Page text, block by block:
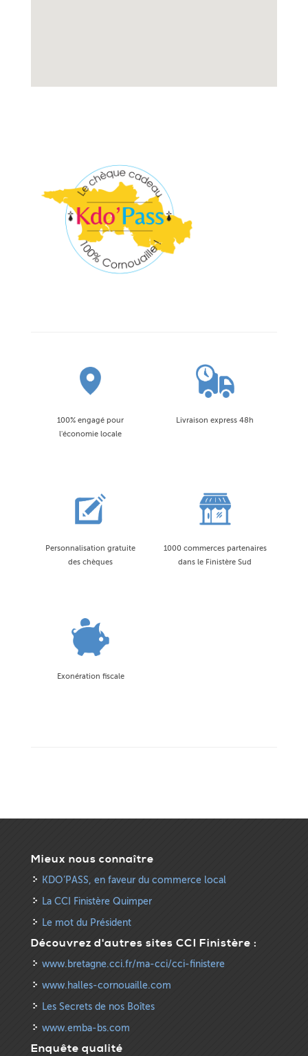
100% engagé pour
l'économie locale
Livraison express 48h
Personnalisation gratuite
des chèques
1000 commerces partenaires
dans le Finistère Sud
Exonération fiscale
Mieux nous connaître
KDO’PASS, en faveur du commerce local
La CCI Finistère Quimper
Le mot du Président
Découvrez d'autres sites CCI Finistère :
www.bretagne.cci.fr/ma-cci/cci-finistere
www.halles-cornouaille.com
Les Secrets de nos Boîtes
www.emba-bs.com
Enquête qualité